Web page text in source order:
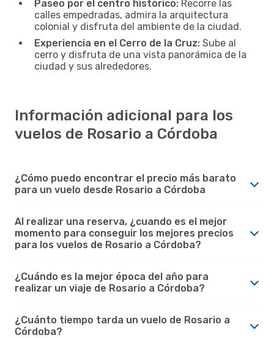
Paseo por el centro histórico: Recorre las
calles empedradas, admira la arquitectura
colonial y disfruta del ambiente de la ciudad.
Experiencia en el Cerro de la Cruz: Sube al
cerro y disfruta de una vista panorámica de la
ciudad y sus alrededores.
Información adicional para los
vuelos de Rosario a Córdoba
¿Cómo puedo encontrar el precio más barato
para un vuelo desde Rosario a Córdoba
Al realizar una reserva, ¿cuando es el mejor
momento para conseguir los mejores precios
para los vuelos de Rosario a Córdoba?
¿Cuándo es la mejor época del año para
realizar un viaje de Rosario a Córdoba?
¿Cuánto tiempo tarda un vuelo de Rosario a
Córdoba?